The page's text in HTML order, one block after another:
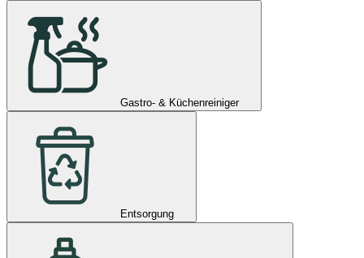
Gastro- & Küchenreiniger
Entsorgung